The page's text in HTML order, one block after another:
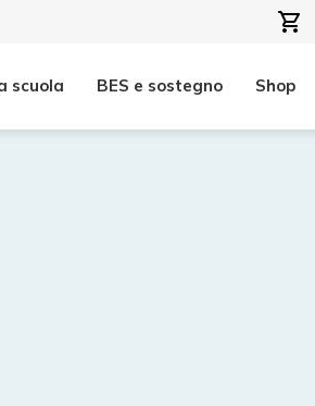
scuola BES e sostegno Shop